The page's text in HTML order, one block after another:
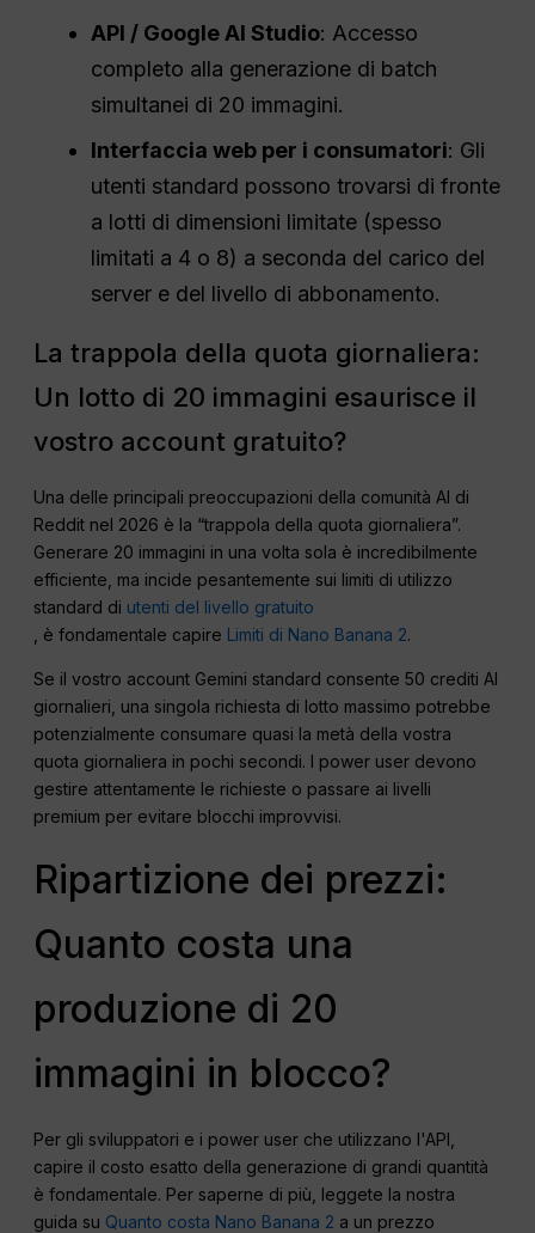
API / Google AI Studio: Accesso
completo alla generazione di batch
simultanei di 20 immagini.
Interfaccia web per i consumatori: Gli
utenti standard possono trovarsi di fronte
a lotti di dimensioni limitate (spesso
limitati a 4 o 8) a seconda del carico del
server e del livello di abbonamento.
La trappola della quota giornaliera:
Un lotto di 20 immagini esaurisce il
vostro account gratuito?
Una delle principali preoccupazioni della comunità AI di
Reddit nel 2026 è la “trappola della quota giornaliera”.
Generare 20 immagini in una volta sola è incredibilmente
efficiente, ma incide pesantemente sui limiti di utilizzo
standard di utenti del livello gratuito
, è fondamentale capire Limiti di Nano Banana 2.
Se il vostro account Gemini standard consente 50 crediti AI
giornalieri, una singola richiesta di lotto massimo potrebbe
potenzialmente consumare quasi la metà della vostra
quota giornaliera in pochi secondi. I power user devono
gestire attentamente le richieste o passare ai livelli
premium per evitare blocchi improvvisi.
Ripartizione dei prezzi:
Quanto costa una
produzione di 20
immagini in blocco?
Per gli sviluppatori e i power user che utilizzano l'API,
capire il costo esatto della generazione di grandi quantità
è fondamentale. Per saperne di più, leggete la nostra
guida su Quanto costa Nano Banana 2 a un prezzo